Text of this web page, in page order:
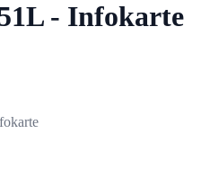
- Infokarte